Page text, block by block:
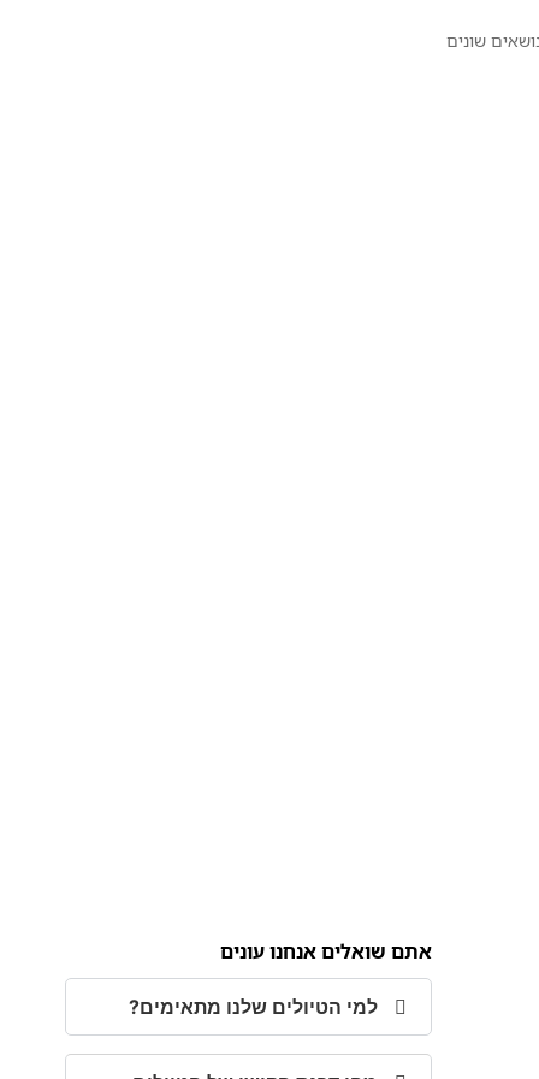
שונים
אתם שואלים אנחנו עונים
למי הטיולים שלנו מתאימים?